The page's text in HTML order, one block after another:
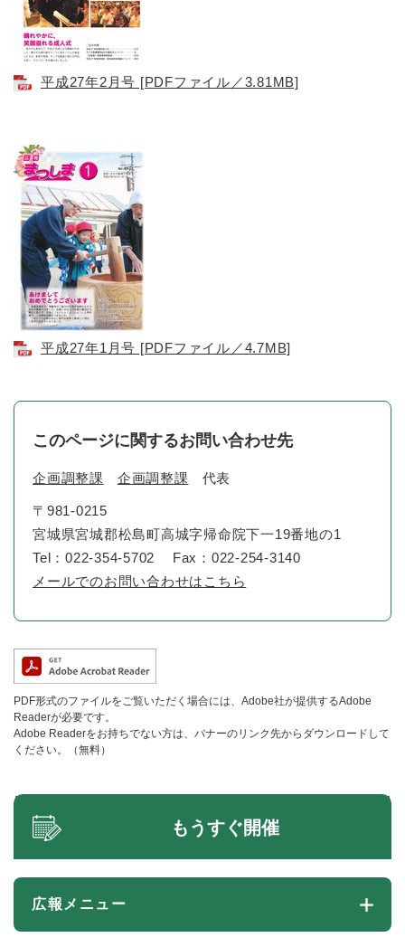
平成27年2月号 [PDFファイル／3.81MB]
平成27年1月号 [PDFファイル／4.7MB]
このページに関するお問い合わせ先
企画調整課 企画調整課 代表
〒981-0215
宮城県宮城郡松島町高城字帰命院下一19番地の1
Tel：022-354-5702
Fax：022-254-3140
メールでのお問い合わせはこちら
PDF形式のファイルをご覧いただく場合には、Adobe社が提供するAdobe
Readerが必要です。
Adobe Readerをお持ちでない方は、バナーのリンク先からダウンロードして
ください。（無料）
もうすぐ開催
広報メニュー